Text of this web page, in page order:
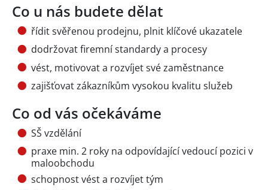
Co u nás budete dělat
řídit svěřenou prodejnu, plnit klíčové ukazatele
dodržovat firemní standardy a procesy
vést, motivovat a rozvíjet své zaměstnance
zajišťovat zákazníkům vysokou kvalitu služeb
Co od vás očekáváme
SŠ vzdělání
praxe min. 2 roky na odpovídající vedoucí pozici v
maloobchodu
schopnost vést a rozvíjet tým